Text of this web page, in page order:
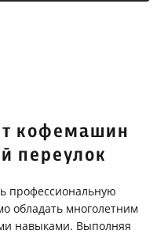
кофемашин
переулок
профессиональную
обладать многолетним
навыками. Выполняя